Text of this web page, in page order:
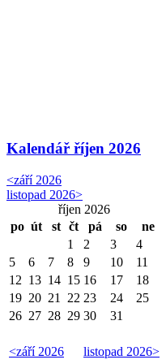
Kalendář říjen 2026
<září 2026
listopad 2026>
říjen 2026
po út st čt pá so ne
<září 2026 listopad 2026>
1 2 3
4
5
6 7 8 9 10
11
12 13 14 15 16 17
18
19 20 21 22 23 24
25
26 27 28 29 30 31